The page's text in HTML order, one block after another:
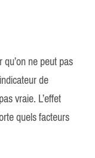
ne peut pas
de
vraie. L’effet
quels facteurs